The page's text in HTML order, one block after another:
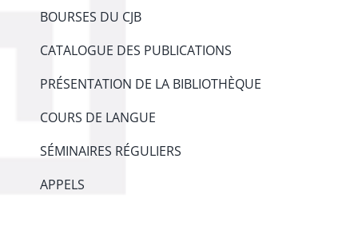
BOURSES DU CJB
CATALOGUE DES PUBLICATIONS
PRÉSENTATION DE LA BIBLIOTHÈQUE
COURS DE LANGUE
SÉMINAIRES RÉGULIERS
APPELS